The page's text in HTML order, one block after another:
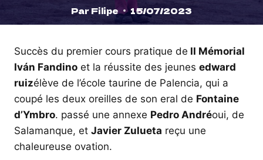
Par Filipe 15/07/2023
Succès du premier cours pratique de II Mémorial
Iván Fandino et la réussite des jeunes edward
ruizélève de l’école taurine de Palencia, qui a
coupé les deux oreilles de son eral de Fontaine
d’Ymbro. passé une annexe Pedro Andréoui, de
Salamanque, et Javier Zulueta reçu une
chaleureuse ovation.